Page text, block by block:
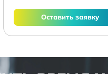
Оставить заявку